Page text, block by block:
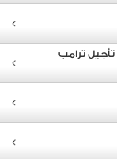
ترامب